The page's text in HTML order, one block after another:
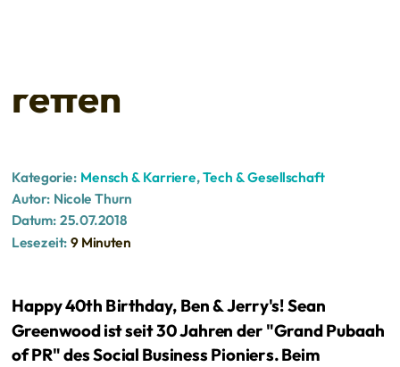
retten
Kategorie: Mensch & Karriere,Tech & Gesellschaft
Autor: Nicole Thurn
Datum: 25.07.2018
Lesezeit: 9 Minuten
Happy 40th Birthday, Ben & Jerry's! Sean
Greenwood ist seit 30 Jahren der "Grand Pubaah
of PR" des Social Business Pioniers. Beim